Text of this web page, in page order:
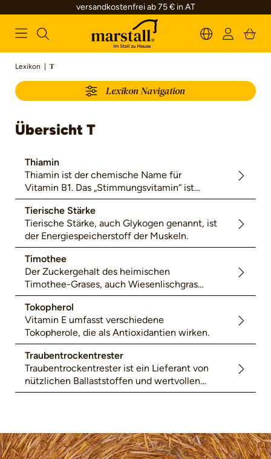
springen
versandkostenfrei ab 75 € in AT
Lexikon | T
Lexikon Navigation
Übersicht T
Thiamin
Thiamin ist der chemische Name für
Vitamin B1. Das „Stimmungsvitamin“ ist
wichtig für den Kohlenhydratstoffwechsel,
die Nervenfunktionen und die
Herzmuskeltätigkeit.
Tierische Stärke
Tierische Stärke, auch Glykogen genannt, ist
der Energiespeicherstoff der Muskeln.
Timothee
Der Zuckergehalt des heimischen
Timothee-Grases, auch Wiesenlischgras
genannt, ist im Vergleich zu Weidelgräsern
niedriger.
Tokopherol
Vitamin E umfasst verschiedene
Tokopherole, die als Antioxidantien wirken.
Traubentrockentrester
Traubentrockentrester ist ein Lieferant von
nützlichen Ballaststoffen und wertvollen
sekundären Pflanzenstoffe wie Polyphenole.